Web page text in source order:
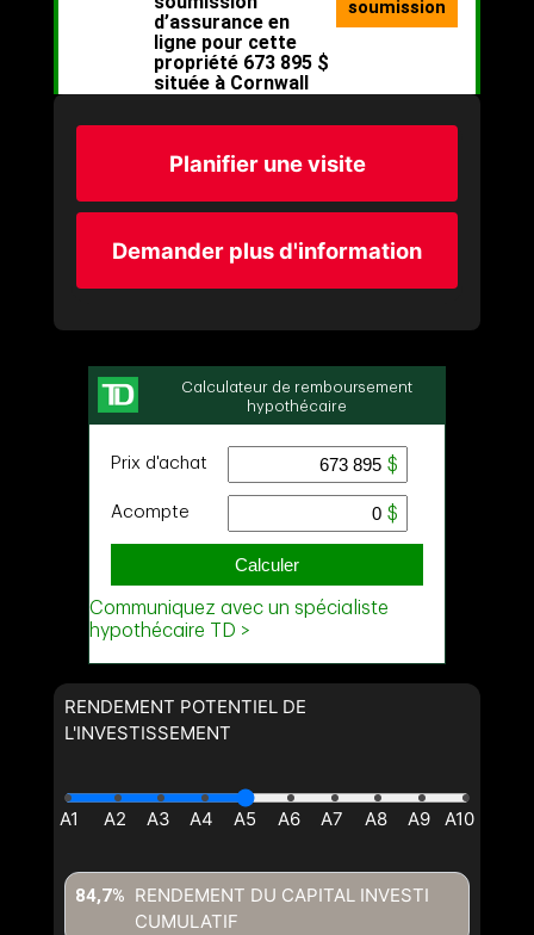
Planifier une visite
Demander plus d'information
RENDEMENT POTENTIEL DE
L'INVESTISSEMENT
RENDEMENT DU CAPITAL INVESTI
CUMULATIF
84,7%